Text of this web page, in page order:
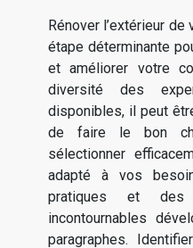
Rénover l’extérieur
étape déterminante
et améliorer votre
diversité des
disponibles, il peut
de faire le bon
sélectionner
adapté à vos
pratiques et
incontournables
paragraphes.